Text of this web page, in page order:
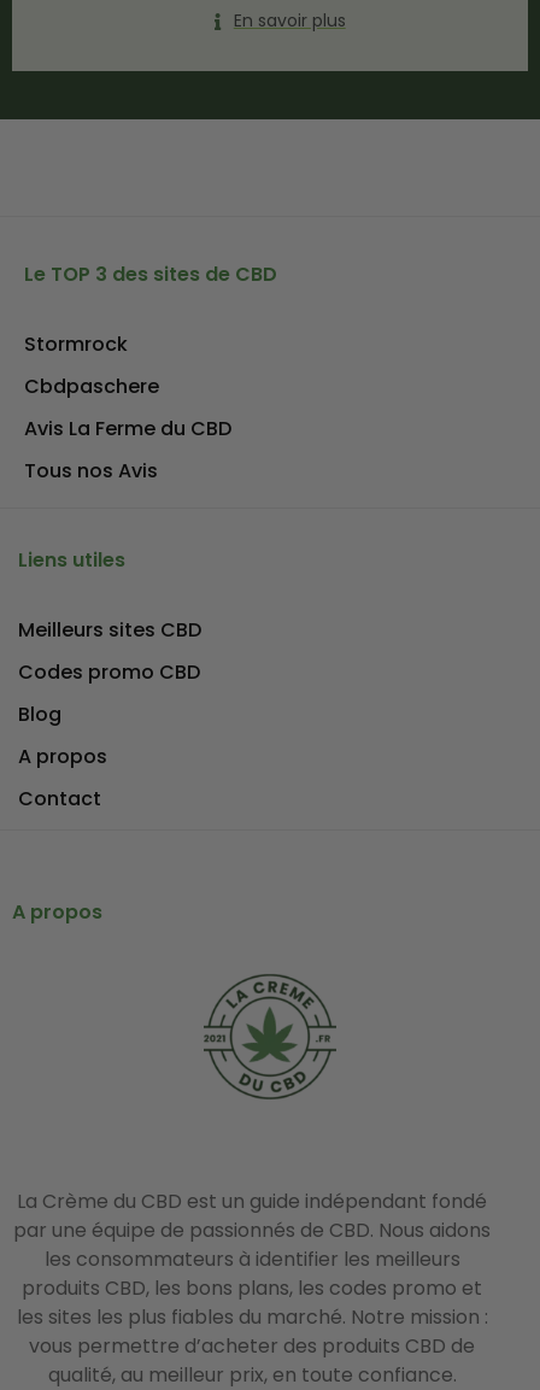
En savoir plus
A propos
La Crème du CBD est un guide indépendant fondé
par une équipe de passionnés de CBD. Nous aidons
les consommateurs à identifier les meilleurs
produits CBD, les bons plans, les codes promo et
les sites les plus fiables du marché. Notre mission :
vous permettre d’acheter des produits CBD de
qualité, au meilleur prix, en toute confiance.
Liens utiles
Meilleurs sites CBD
Codes promo CBD
Blog
A propos
Contact
Le TOP 3 des sites de CBD
Stormrock
Cbdpaschere
Avis La Ferme du CBD
Tous nos Avis